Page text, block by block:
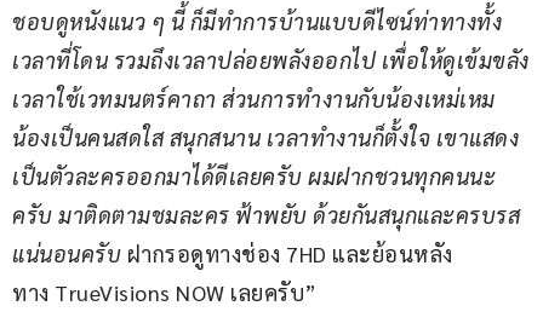
ชอบดูหนังแนว ๆ นี้ ก็มีทำการบ้านแบบดีไซน์ท่าทางทั้ง
เวลาที่โดน รวมถึงเวลาปล่อยพลังออกไป เพื่อให้ดูเข้มขลัง
เวลาใช้เวทมนตร์คาถา ส่วนการทำงานกับน้องเหม่เหม
น้องเป็นคนสดใส สนุกสนาน เวลาทำงานก็ตั้งใจ เขาแสดง
เป็นตัวละครออกมาได้ดีเลยครับ ผมฝากชวนทุกคนนะ
ครับ มาติดตามชมละคร ฟ้าพยับ ด้วยกันสนุกและครบรส
แน่นอนครับ ฝากรอดูทางช่อง 7HD และย้อนหลัง
ทาง TrueVisions NOW เลยครับ”